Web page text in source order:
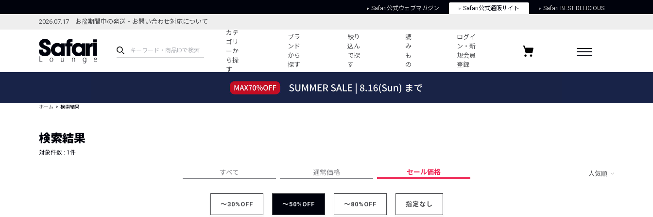
Safari公式ウェブマガジン Safari公式通販サイト Safari BEST DELICIOUS
2026.07.17 お盆期間中の発送・お問い合わせ対応について
カテ
ゴリ
ーか
ら探
す
ブラ
ンド
から
探す
絞り
込ん
で探
す
読
み
も
の
ログイ
ン・新
規会員
登録
ブランドから探す
新着アイテム
編集部のおすすめアイテム
すべての記事
人気記事ランキング
ウィークリーコーデ
プライバシーポリシー
お気に入りブランド
ホーム 検索結果
検索結果
対象件数 : 1 件
すべて 通常価格 セール価格 人気順
～30%OFF ～50%OFF ～80%OFF 指定なし